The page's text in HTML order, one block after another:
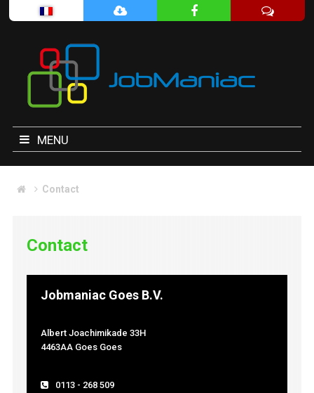
MENU
Contact
Contact
Jobmaniac Goes B.V.
Albert Joachimikade 33H
4463AA Goes Goes
0113 - 268 509